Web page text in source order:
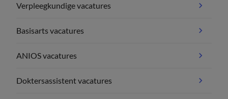
Verpleegkundige vacatures
Basisarts vacatures
ANIOS vacatures
Doktersassistent vacatures